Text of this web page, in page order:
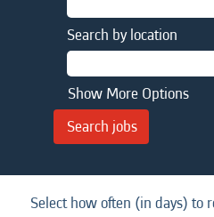
Search by location
Show More Options
Select how often (in days) to